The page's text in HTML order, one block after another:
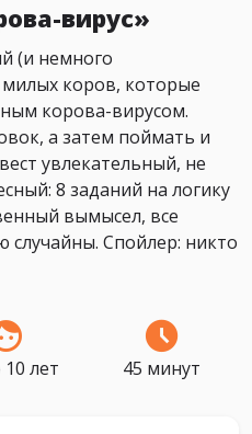
вирус»
(и немного
коров, которые
корова-вирусом.
а затем поймать и
увлекательный, не
8 заданий на логику
вымысел, все
случайны. Спойлер: никто
10 лет 45 минут